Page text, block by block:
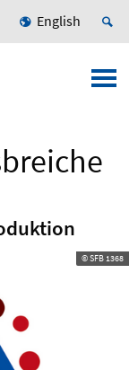
English
© SFB 1368